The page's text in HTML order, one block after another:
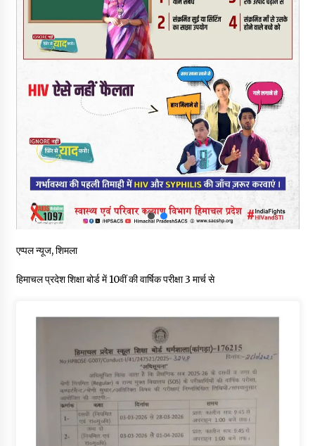
शिमला पुलिस में बड़ी अनुशासनात्मक कार्रवाई, 3 पुलिसकर्मी निलंबित
07/08/2026
6 साल में पीएम नरेंद्र मोदी के विदेश दौरों पर 557 करोड़ खर्च, सरकार ने
07/08/2026
रूपी भावा वन्यजीव अभयारण्य में फिर दिखा जंगलों का ‘खामोश पहरेदार’, दुर्लभ
06/08/2026
भ्रष्टाचार से अर्जित संपत्ति जब्त कर गरीबों में बांटेगी हिमाचल सरकार -CM
नितिन गडकरी से मिले विक्रमादित्य सिंह, हिमाचल की सड़क परियोजनाओं को
आपदा के दौरान मीडिया संचार एवं सूचना प्रबंधन पर शिमला में एक दिवसीय
ओरिएंटेशन कार्यशाला आयोजित
06/08/2026
नेता प्रतिपक्ष जयराम के आरोप निराधार, सबूत हैं तो सार्वजनिक करें: नरेश
चौहान
06/08/2026
एप्पल न्यूज, शिमला
हिमाचल प्रदेश शिक्षा बोर्ड में 10वीं की वार्षिक परीक्षा 3 मार्च से